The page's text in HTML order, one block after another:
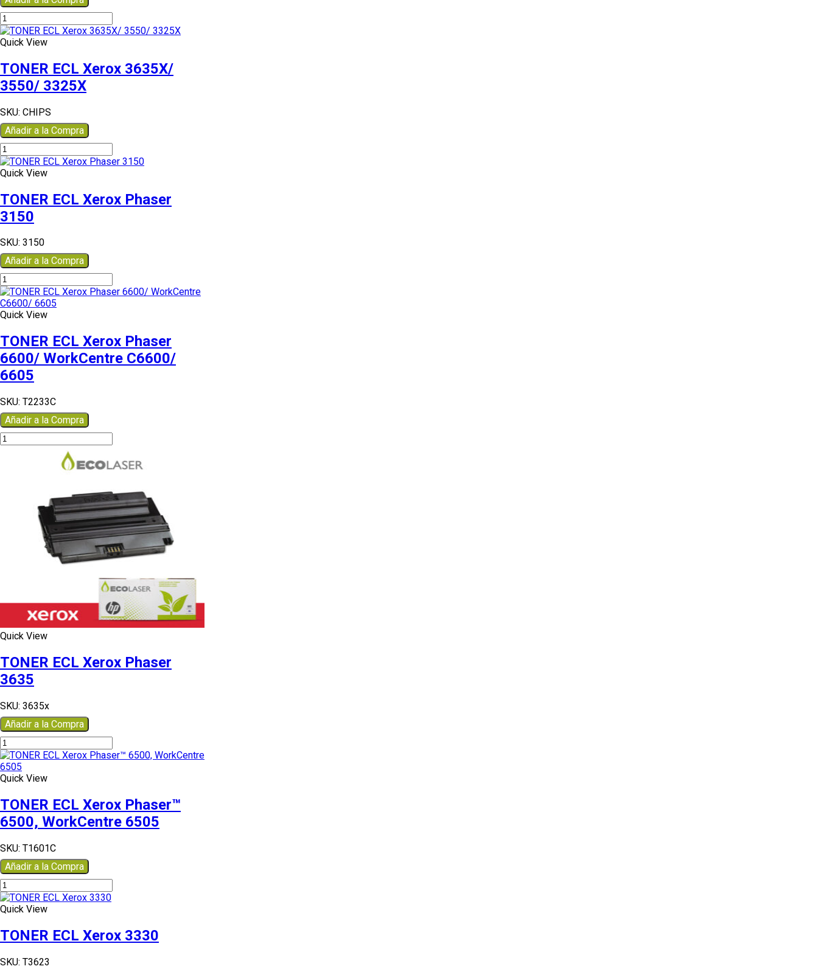
TONER
ECL
Xerox
3550
cantidad
Quick View
TONER ECL Xerox 3635X/
3550/ 3325X
SKU: CHIPS
Añadir a la Compra
TONER
ECL
Xerox
3550/
3325X
cantidad
Quick View
TONER ECL Xerox Phaser
3150
SKU: 3150
Añadir a la Compra
TONER
ECL
Xerox
Phaser
cantidad
Quick View
TONER ECL Xerox Phaser
6600/ WorkCentre C6600/
6605
SKU: T2233C
Añadir a la Compra
TONER
Quick View
TONER ECL Xerox Phaser
3635
SKU: 3635x
Añadir a la Compra
TONER
ECL
Xerox
Phaser
cantidad
Quick View
TONER ECL Xerox Phaser™
6500, WorkCentre 6505
SKU: T1601C
Añadir a la Compra
TONER
ECL
Xerox
6500,
WorkCentre
cantidad
Quick View
TONER ECL Xerox 3330
SKU: T3623